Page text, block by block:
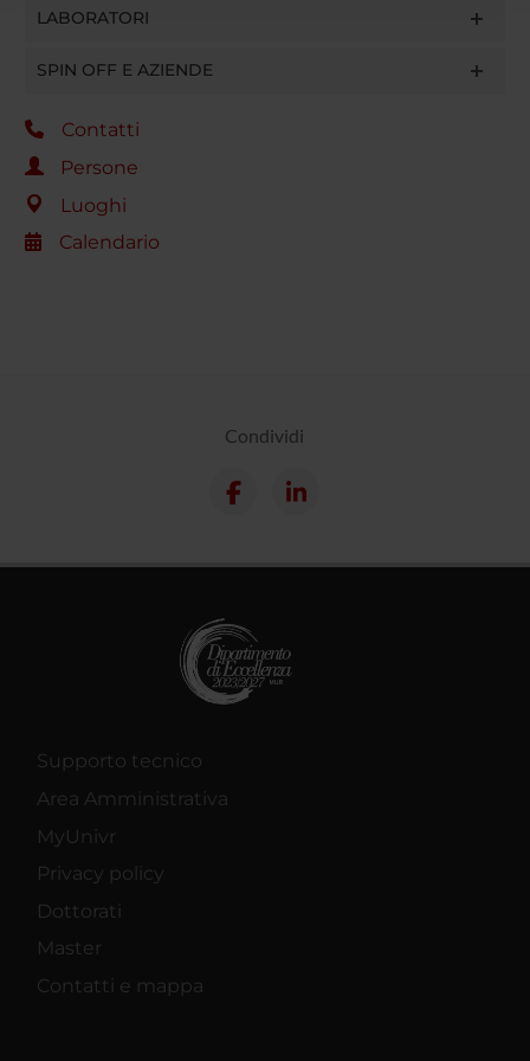
raccolto dal tuo utilizzo dei loro servizi.
LABORATORI
SPIN OFF E AZIENDE
Contatti
Persone
Luoghi
Calendario
Condividi
Supporto tecnico
Area Amministrativa
MyUnivr
Privacy policy
Dottorati
Master
Contatti e mappa